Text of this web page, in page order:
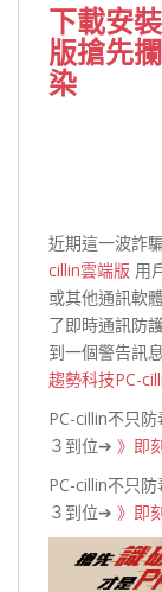
下載安裝
版搶先
染
近期這一波詐
cillin雲端版 用
或其他通訊軟
了即時通訊防
到一個警告訊
趨勢科技PC-
PC-cillin不只
３到位➔ 》即
PC-cillin不只
３到位➔ 》即